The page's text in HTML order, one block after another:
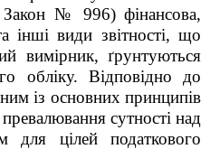
№ 996) фінансова,
інші види звітності, що
вимірник, ґрунтуються
обліку. Відповідно до
із основних принципів
сутності над
цілей податкового